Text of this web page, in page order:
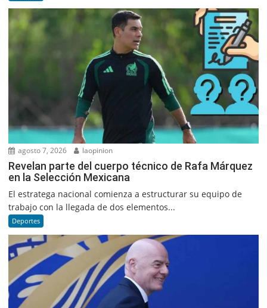
agosto 7, 2026 laopinion
Revelan parte del cuerpo técnico de Rafa Márquez
en la Selección Mexicana
El estratega nacional comienza a estructurar su equipo de
trabajo con la llegada de dos elementos...
Deportes